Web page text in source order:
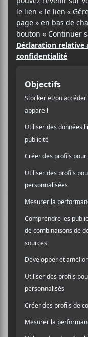
Vendredi,
deuxième
exclusivité
lancer vendredi
Le groupe mélange
comme le funk, le
formation peut
Mogwai
Pour lancer l’album,
…And You Will
lors du prochain
reviendront d’un
États-Unis pour
Sur ce nouvel
différentes voies
permet de chanter
Folds. Sa dégaine
Cedric Bixler-
bien les oreilles les